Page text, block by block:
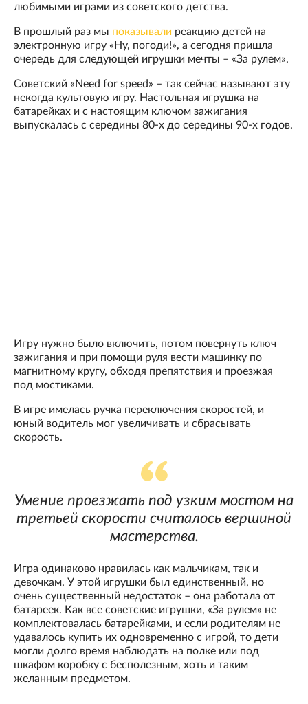
любимыми играми из советского детства.
В прошлый раз мы показывали реакцию детей на
электронную игру «Ну, погоди!», а сегодня пришла
очередь для следующей игрушки мечты – «За рулем».
Советский «Need for speed» – так сейчас называют эту
некогда культовую игру. Настольная игрушка на
батарейках и с настоящим ключом зажигания
выпускалась с середины 80-х до середины 90-х годов.
Игру нужно было включить, потом повернуть ключ
зажигания и при помощи руля вести машинку по
магнитному кругу, обходя препятствия и проезжая
под мостиками.
В игре имелась ручка переключения скоростей, и
юный водитель мог увеличивать и сбрасывать
скорость.
Умение проезжать под узким мостом на
третьей скорости считалось вершиной
мастерства.
Игра одинаково нравилась как мальчикам, так и
девочкам. У этой игрушки был единственный, но
очень существенный недостаток – она работала от
батареек. Как все советские игрушки, «За рулем» не
комплектовалась батарейками, и если родителям не
удавалось купить их одновременно с игрой, то дети
могли долго время наблюдать на полке или под
шкафом коробку с бесполезным, хоть и таким
желанным предметом.